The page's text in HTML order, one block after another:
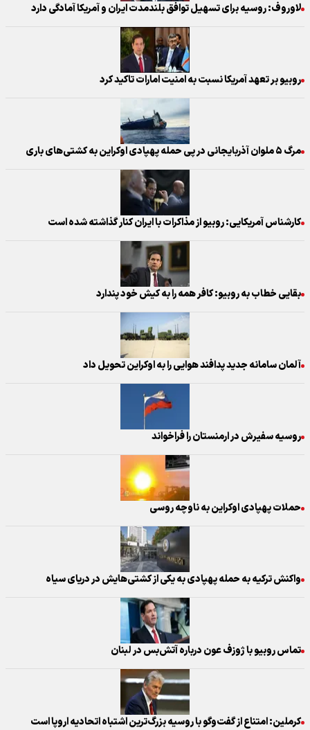
لاوروف: روسیه برای تسهیل توافق بلندمدت ایران و آمریکا آمادگی دارد
روبیو بر تعهد آمریکا نسبت به امنیت امارات تاکید کرد
مرگ ۵ ملوان آذربایجانی در پی حمله پهپادی اوکراین به کشتی‌های باری
کارشناس آمریکایی: روبیو از مذاکرات با ایران کنار گذاشته شده است
بقایی خطاب به روبیو: کافر همه را به کیش خود پندارد
آلمان سامانه جدید پدافند هوایی را به اوکراین تحویل داد
روسیه سفیرش در ارمنستان را فراخواند
حملات پهپادی اوکراین به ناوچه روسی
واکنش ترکیه به حمله پهپادی به یکی از کشتی‌هایش در دریای سیاه
تماس روبیو با ژوزف عون درباره آتش‌بس در لبنان
کرملین: امتناع از گفت‌وگو با روسیه بزرگ‌ترین اشتباه اتحادیه اروپا است